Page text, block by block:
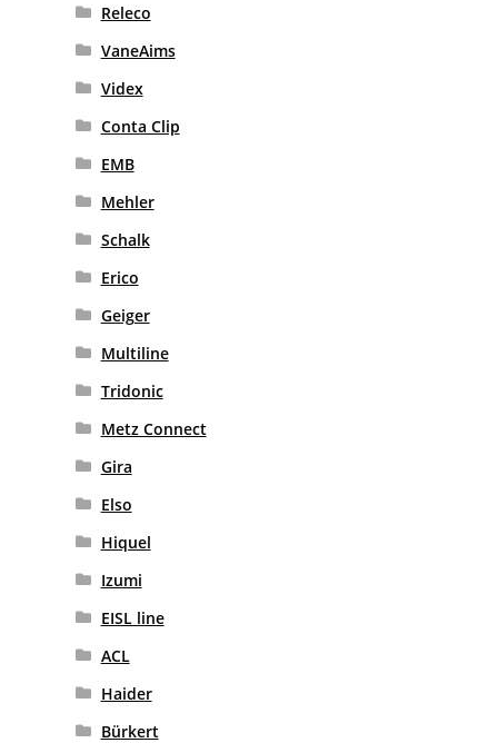
Releco
VaneAims
Videx
Conta Clip
EMB
Mehler
Schalk
Erico
Geiger
Multiline
Tridonic
Metz Connect
Gira
Elso
Hiquel
Izumi
EISL line
ACL
Haider
Bürkert